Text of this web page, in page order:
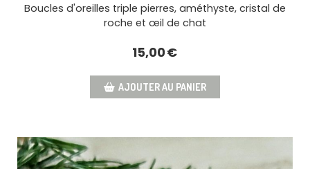
Boucles d'oreilles triple pierres, améthyste, cristal de
roche et œil de chat
15,00€
AJOUTER AU PANIER